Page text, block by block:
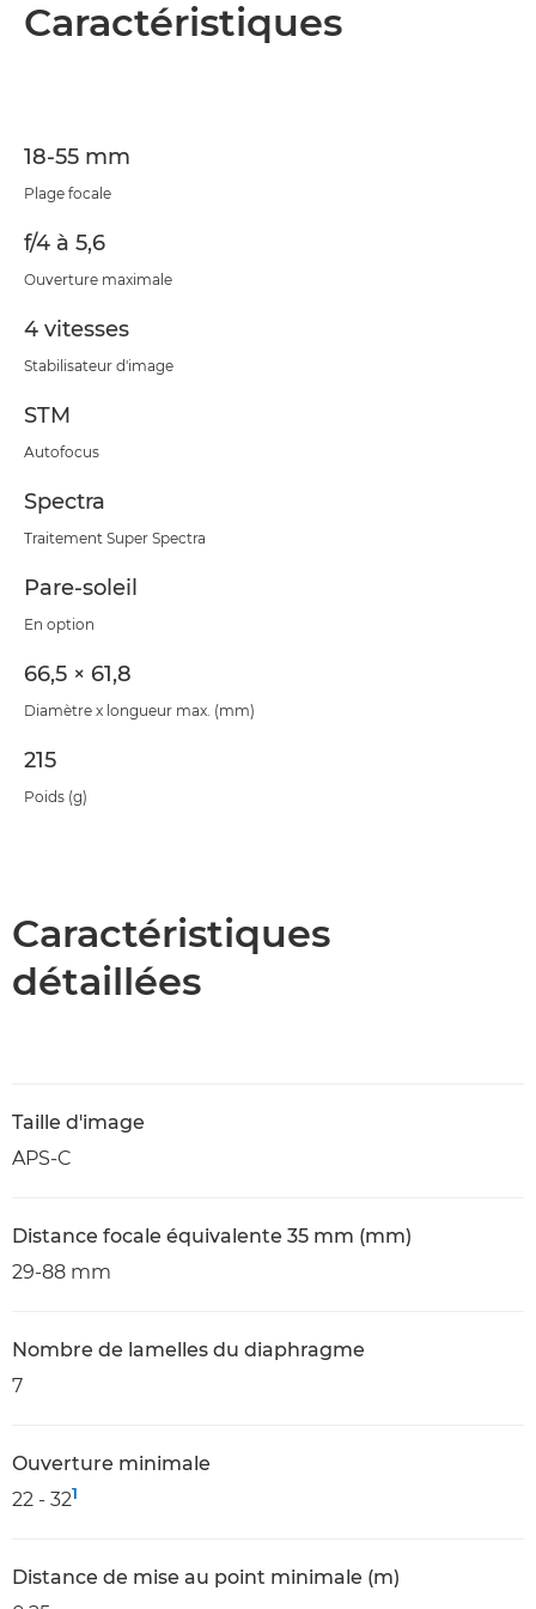
Caractéristiques
18-55 mm
Plage focale
f/4 à 5,6
Ouverture maximale
4 vitesses
Stabilisateur d'image
STM
Autofocus
Spectra
Traitement Super Spectra
Pare-soleil
En option
66,5 × 61,8
Diamètre x longueur max. (mm)
215
Poids (g)
Caractéristiques
détaillées
Taille d'image
APS-C
Distance focale équivalente 35 mm (mm)
29-88 mm
Nombre de lamelles du diaphragme
7
Ouverture minimale
22 - 321
Distance de mise au point minimale (m)